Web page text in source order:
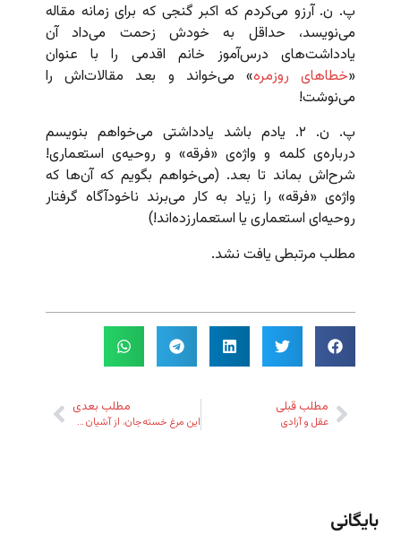
پ. ن. آرزو می‌کردم که اکبر گنجی که برای زمانه مقاله
می‌نویسد، حداقل به خودش زحمت می‌داد آن
یادداشت‌های درس‌آموز خانم اقدمی را با عنوان
«خطاهای روزمره» می‌خواند و بعد مقالات‌اش را
می‌نوشت!
پ. ن. ۲. یادم باشد یادداشتی می‌خواهم بنویسم
درباره‌ی کلمه‌ و واژه‌ی «فرقه» و روحیه‌ی استعماری!
شرح‌اش بماند تا بعد. (می‌خواهم بگویم که آن‌ها که
واژه‌ی «فرقه» را زیاد به کار می‌برند ناخودآگاه گرفتار
روحیه‌ای استعماری یا استعمارزده‌اند!)
مطلب مرتبطی یافت نشد.
مطلب قبلی
عقل و آزادی
مطلب بعدی
این مرغ خسته‌جان، از آشیان جدا…
بایگانی